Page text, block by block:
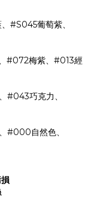
#S045葡萄紫、
#072梅紫、#013經
#043巧克力、
#000自然色、